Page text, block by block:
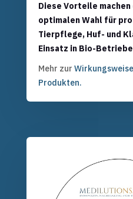
Diese Vorteile machen
optimalen Wahl für
Tierpflege, Huf- und
Einsatz in Bio-
Mehr zur
Produkten.